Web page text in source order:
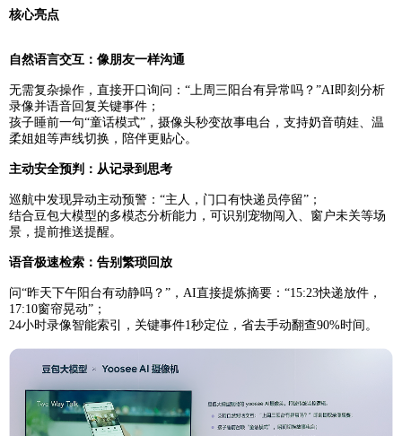
核心亮点
自然语言交互：像朋友一样沟通
无需复杂操作，直接开口询问：“上周三阳台有异常吗？”AI即刻分析
录像并语音回复关键事件；
孩子睡前一句“童话模式”，摄像头秒变故事电台，支持奶音萌娃、温
柔姐姐等声线切换，陪伴更贴心。
主动安全预判：从记录到思考
巡航中发现异动主动预警：“主人，门口有快递员停留”；
结合豆包大模型的多模态分析能力，可识别宠物闯入、窗户未关等场
景，提前推送提醒。
语音极速检索：告别繁琐回放
问“昨天下午阳台有动静吗？”，AI直接提炼摘要：“15:23快递放件，
17:10窗帘晃动”；
24小时录像智能索引，关键事件1秒定位，省去手动翻查90%时间。